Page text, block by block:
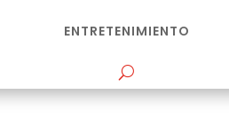
ENTRETENIMIENTO